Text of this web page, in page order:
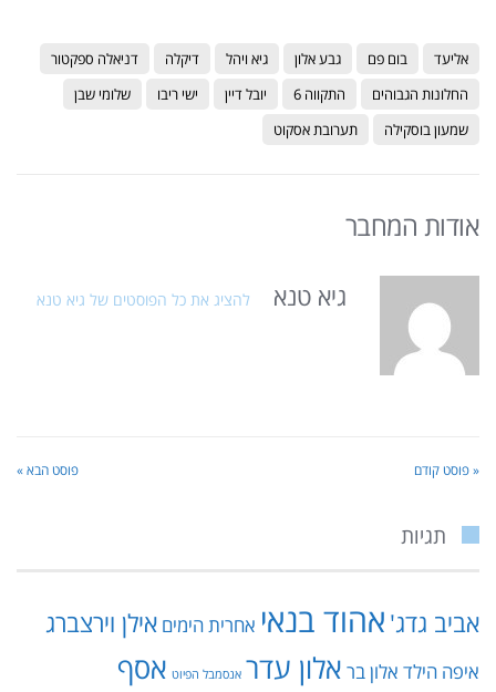
אליעד בום פם גבע אלון גיא ויהל דיקלה
דניאלה ספקטור
החלונות הגבוהים
התקווה 6 יובל דיין ישי ריבו
שלומי שבן
שמעון בוסקילה
תערובת אסקוט
אודות המחבר
גיא טנא להציג את כל הפוסטים של גיא טנא
« פוסט קודם פוסט הבא »
תגיות
אביב גדג' אהוד בנאי אחרית הימים אילן וירצברג
איפה הילד אלון בר אלון עדר אנסמבל הפיוט אסף